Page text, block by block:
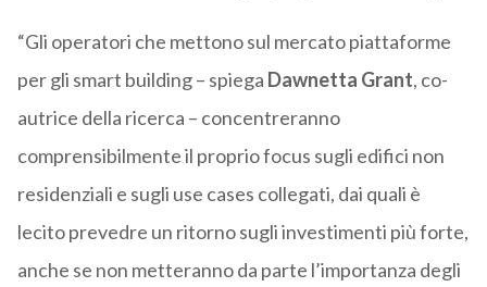
“Gli operatori che mettono sul mercato piattaforme
per gli smart building – spiega Dawnetta Grant, co-
autrice della ricerca – concentreranno
comprensibilmente il proprio focus sugli edifici non
residenziali e sugli use cases collegati, dai quali è
lecito prevedre un ritorno sugli investimenti più forte,
anche se non metteranno da parte l’importanza degli